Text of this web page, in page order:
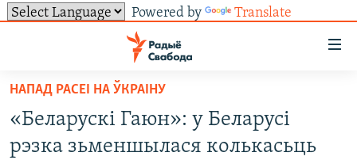
Powered by Translate
ўнівэрсальнага
доступу
Перайсьці
галоўнага
УСЕ НАВІНЫ
ТОЛЬКІ НА СВАБОДЗЕ
НАПАД РАСЕІ НА ЎКРАІНУ
«Беларускі Гаюн»: у Беларусі
рэзка зьменшылася колькасьць